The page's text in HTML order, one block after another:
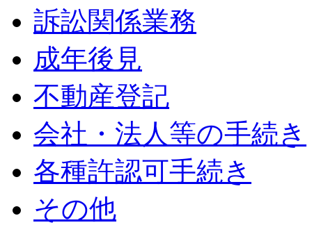
訴訟関係業務
成年後見
不動産登記
会社・法人等の手続き
各種許認可手続き
その他